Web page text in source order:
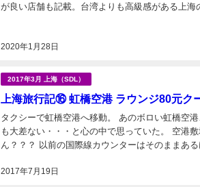
2020年1月28日
が良い店舗も記載。台湾よりも高級感がある上海
2017年3月 上海（SDL）
上海旅行記⑯ 虹橋空港 ラウンジ80元ク
2017年7月19日
タクシーで虹橋空港へ移動。 あのボロい虹橋空
も大差ない・・・と心の中で思っていた。 空港
ん？？？ 以前の国際線カウンターはそのままあ